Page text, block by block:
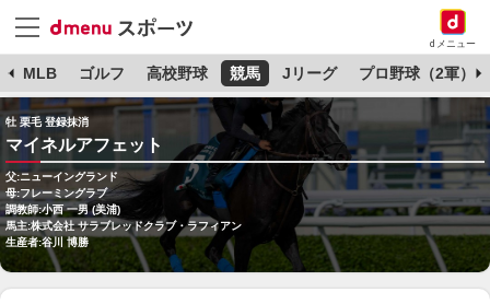
dメニュー
MLB ゴルフ 高校野球 競馬 Jリーグ プロ野球（2軍）
牡 栗毛 登録抹消
マイネルアフェット
父:ニューイングランド
母:フレーミングラブ
調教師:小西 一男 (美浦)
馬主:株式会社 サラブレッドクラブ・ラフィアン
生産者:谷川 博勝